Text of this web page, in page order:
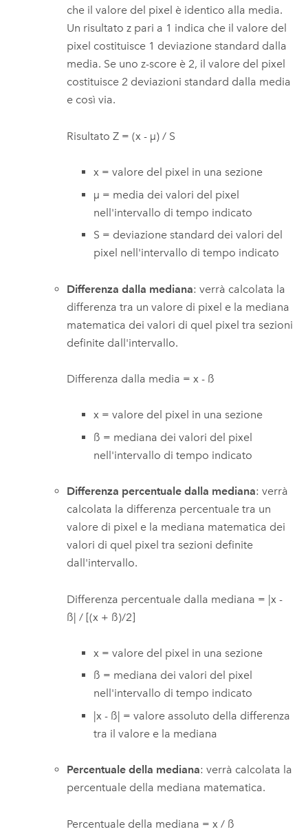
che il valore del pixel è identico alla media.
Un risultato z pari a 1 indica che il valore del
pixel costituisce 1 deviazione standard dalla
media. Se uno z-score è 2, il valore del pixel
costituisce 2 deviazioni standard dalla media
e così via.
Risultato Z = (x - µ) / S
x = valore del pixel in una sezione
µ = media dei valori del pixel
nell'intervallo di tempo indicato
S = deviazione standard dei valori del
pixel nell'intervallo di tempo indicato
Differenza dalla mediana: verrà calcolata la
differenza tra un valore di pixel e la mediana
matematica dei valori di quel pixel tra sezioni
definite dall'intervallo.
Differenza dalla media = x - ß
x = valore del pixel in una sezione
ß = mediana dei valori del pixel
nell'intervallo di tempo indicato
Differenza percentuale dalla mediana: verrà
calcolata la differenza percentuale tra un
valore di pixel e la mediana matematica dei
valori di quel pixel tra sezioni definite
dall'intervallo.
Differenza percentuale dalla mediana = |x -
ß| / [(x + ß)/2]
x = valore del pixel in una sezione
ß = mediana dei valori del pixel
nell'intervallo di tempo indicato
|x - ß| = valore assoluto della differenza
tra il valore e la mediana
Percentuale della mediana: verrà calcolata la
percentuale della mediana matematica.
Percentuale della mediana = x / ß